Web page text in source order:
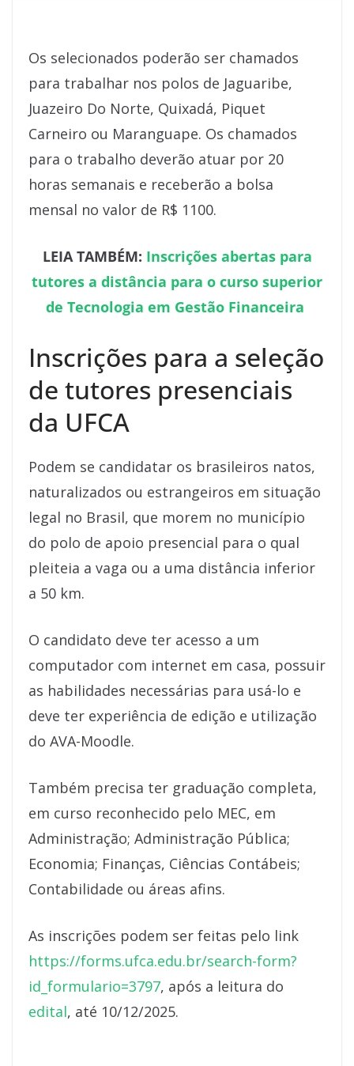
Os selecionados poderão ser chamados
para trabalhar nos polos de Jaguaribe,
Juazeiro Do Norte, Quixadá, Piquet
Carneiro ou Maranguape. Os chamados
para o trabalho deverão atuar por 20
horas semanais e receberão a bolsa
mensal no valor de R$ 1100.
LEIA TAMBÉM: Inscrições abertas para
tutores a distância para o curso superior
de Tecnologia em Gestão Financeira
Inscrições para a seleção
de tutores presenciais
da UFCA
Podem se candidatar os brasileiros natos,
naturalizados ou estrangeiros em situação
legal no Brasil, que morem no município
do polo de apoio presencial para o qual
pleiteia a vaga ou a uma distância inferior
a 50 km.
O candidato deve ter acesso a um
computador com internet em casa, possuir
as habilidades necessárias para usá-lo e
deve ter experiência de edição e utilização
do AVA-Moodle.
Também precisa ter graduação completa,
em curso reconhecido pelo MEC, em
Administração; Administração Pública;
Economia; Finanças, Ciências Contábeis;
Contabilidade ou áreas afins.
As inscrições podem ser feitas pelo link
https://forms.ufca.edu.br/search-form?
id_formulario=3797, após a leitura do
edital, até 10/12/2025.